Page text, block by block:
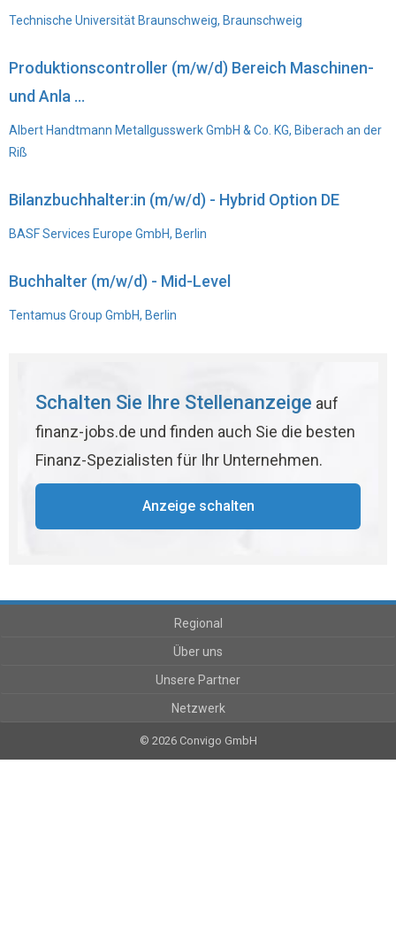
Technische Universität Braunschweig, Braunschweig
Produktionscontroller (m/w/d) Bereich Maschinen-
und Anla ...
Albert Handtmann Metallgusswerk GmbH & Co. KG, Biberach an der
Riß
Bilanzbuchhalter:in (m/w/d) - Hybrid Option DE
BASF Services Europe GmbH, Berlin
Buchhalter (m/w/d) - Mid-Level
Tentamus Group GmbH, Berlin
Schalten Sie Ihre Stellenanzeige auf
finanz-jobs.de und finden auch Sie die besten
Finanz-Spezialisten für Ihr Unternehmen.
Anzeige schalten
Regional
Über uns
Unsere Partner
Netzwerk
© 2026 Convigo GmbH